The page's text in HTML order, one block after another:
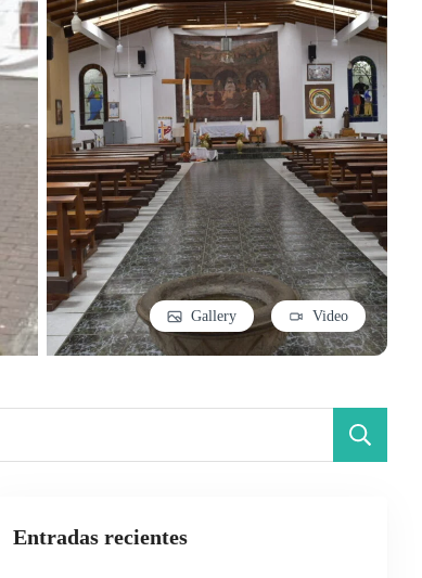
Gallery Video
Entradas recientes